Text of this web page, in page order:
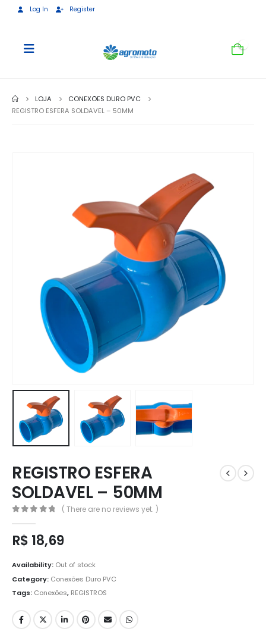
Log In Register
0
LOJA
CONEXÕES DURO PVC
REGISTRO ESFERA SOLDAVEL – 50MM
REGISTRO ESFERA
SOLDAVEL – 50MM
( There are no reviews yet. )
R$ 18,69
Availability: Out of stock
Category: Conexões Duro PVC
Tags: Conexões, REGISTROS